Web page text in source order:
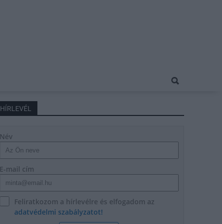
HÍRLEVÉL
Név
E-mail cím
Feliratkozom a hírlevélre és elfogadom az
adatvédelmi szabályzatot!